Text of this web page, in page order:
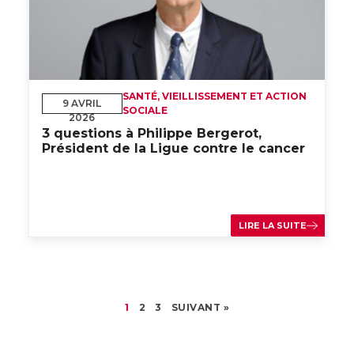
9 AVRIL
2026
SANTÉ, VIEILLISSEMENT ET ACTION
SOCIALE
3 questions à Philippe Bergerot,
Président de la Ligue contre le cancer
LIRE LA SUITE
1 2 3 SUIVANT »